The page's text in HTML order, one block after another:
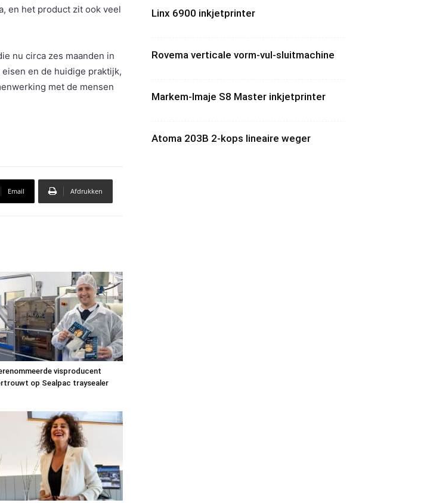
en het product zit ook veel
nu circa zes maanden in
en de huidige praktijk,
met de mensen
Email Afdrukken
visproducent
op Sealpac traysealer
Linx 6900 inkjetprinter
Rovema verticale vorm-vul-sluitmachine
Markem-Imaje S8 Master inkjetprinter
Atoma 203B 2-kops lineaire weger